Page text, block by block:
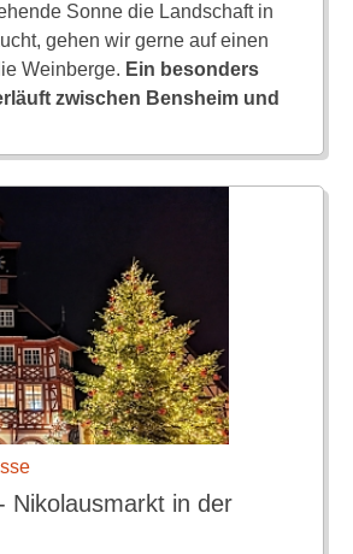
Sonne die Landschaft in
gehen wir gerne auf einen
Weinberge. Ein besonders
zwischen Bensheim und
Nikolausmarkt in der